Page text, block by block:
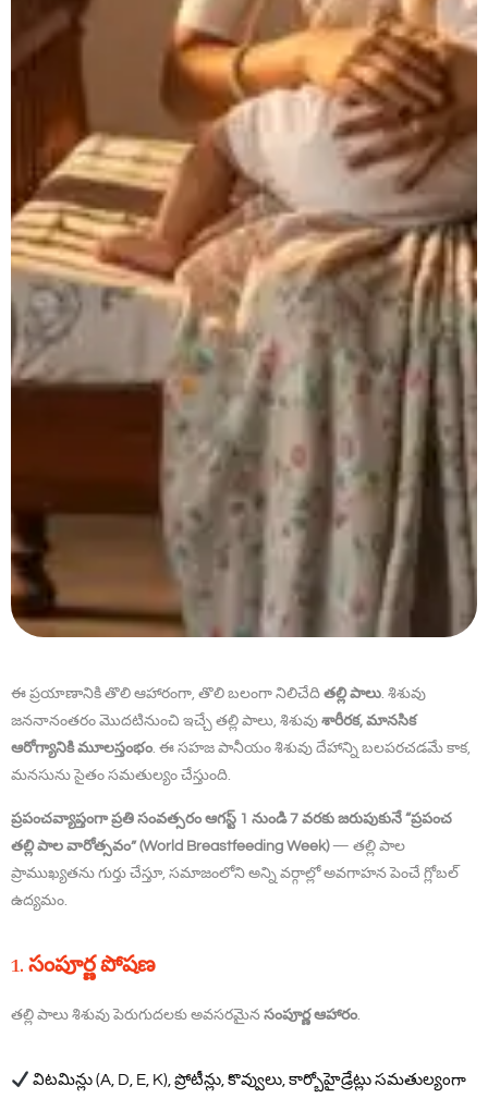
ఈ ప్రయాణానికి తొలి ఆహారంగా, తొలి బలంగా నిలిచేది తల్లి పాలు. శిశువు
జననానంతరం మొదటినుంచి ఇచ్చే తల్లి పాలు, శిశువు శారీరక, మానసిక
ఆరోగ్యానికి మూలస్తంభం. ఈ సహజ పానీయం శిశువు దేహాన్ని బలపరచడమే కాక,
మనసును సైతం సమతుల్యం చేస్తుంది.
ప్రపంచవ్యాప్తంగా ప్రతి సంవత్సరం ఆగస్ట్ 1 నుండి 7 వరకు జరుపుకునే “ప్రపంచ
తల్లి పాల వారోత్సవం” (World Breastfeeding Week)— తల్లి పాల
ప్రాముఖ్యతను గుర్తు చేస్తూ, సమాజంలోని అన్ని వర్గాల్లో అవగాహన పెంచే గ్లోబల్
ఉద్యమం.
1. సంపూర్ణ పోషణ
తల్లి పాలు శిశువు పెరుగుదలకు అవసరమైన సంపూర్ణ ఆహారం.
విటమిన్లు (A, D, E, K), ప్రోటీన్లు, కొవ్వులు, కార్బోహైడ్రేట్లు సమతుల్యంగా